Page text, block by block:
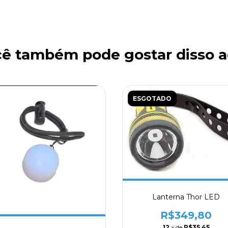
também pode gostar disso
ESGOTADO
Lanterna Thor LED
R$349,80